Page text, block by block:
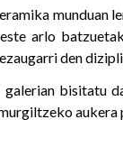
munduan
arlo
den
bisitatu
aukera